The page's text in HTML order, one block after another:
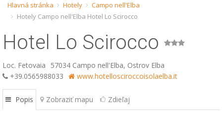
SLO
Hlavná stránka Hotely
Campo nell'Elba
Hotely Campo nell'Elba Hotel Lo Scirocco
Hotel Lo Scirocco
Loc. Fetovaia
57034 Campo nell'Elba, Ostrov Elba
+39.0565988033
www.hotellosciroccoisolaelba.it
Popis Zobraziť mapu Zdieľaj